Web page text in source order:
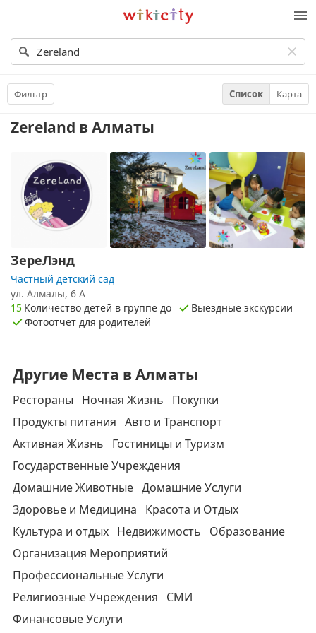
Викисити
Фильтр Список Карта
Zereland в Алматы
ЗереЛэнд
Частный детский сад
ул. Алмалы, 6 А
15 Количество детей в группе до
Выездные экскурсии
Фотоотчет для родителей
Другие Места в Алматы
Рестораны Ночная Жизнь
Покупки
Продукты питания Авто и Транспорт
Активная Жизнь
Гостиницы и Туризм
Государственные Учреждения
Домашние Животные Домашние Услуги
Здоровье и Медицина
Красота и Отдых
Культура и отдых Недвижимость
Образование
Организация Мероприятий
Профессиональные Услуги
Религиозные Учреждения
СМИ
Финансовые Услуги